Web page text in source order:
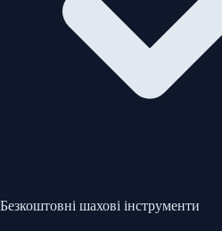
Безкоштовні шахові інструменти